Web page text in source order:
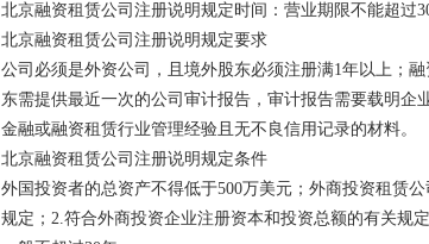
北京融资租赁公司注册说明规定时间：营业期限不能超过
北京融资租赁公司注册说明规定要求
公司必须是外资公司，且境外股东必须注册满1年以上；
东需提供最近一次的公司审计报告，审计报告需要载明企
金融或融资租赁行业管理经验且无不良信用记录的材料。
北京融资租赁公司注册说明规定条件
外国投资者的总资产不得低于500万美元；外商投资租赁
规定；2.符合外商投资企业注册资本和投资总额的有关规